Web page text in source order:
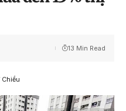
13 Min Read